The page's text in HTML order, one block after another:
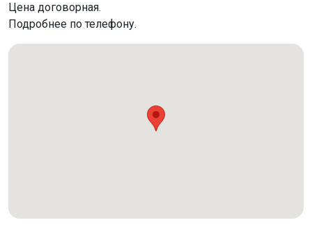
Цена договорная.
Подробнее по телефону.